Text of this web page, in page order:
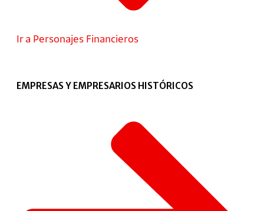
Ir a Personajes Financieros
EMPRESAS Y EMPRESARIOS HISTÓRICOS